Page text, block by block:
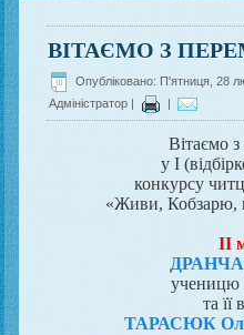
ВІТАЄМО З
Опубліковано: П'ятниця, 28
Адміністратор
Вітаємо
у I
конкурсу
«Живи, Кобзарю,
II
ученицю
та її
ТАРАСЮК